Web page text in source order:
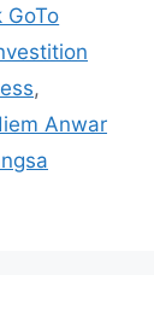
GoTo
,
Anwar